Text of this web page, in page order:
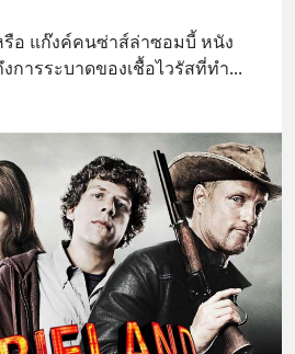
รือ แก๊งค์คนซ่าส์ล่าซอมบี้ หนัง
การระบาดของเชื้อไวรัสที่ทำ